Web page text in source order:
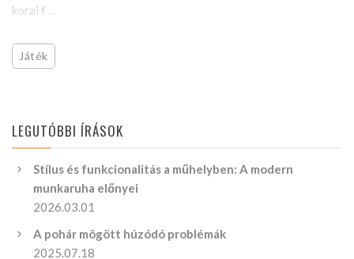
korai f ...
Játék
LEGUTÓBBI ÍRÁSOK
Stílus és funkcionalitás a műhelyben: A modern
munkaruha előnyei
2026.03.01
A pohár mögött húzódó problémák
2025.07.18